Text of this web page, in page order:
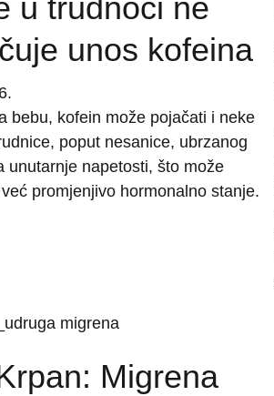
u trudnoći ne
unos kofeina
bebu, kofein može pojačati i neke
poput nesanice, ubrzanog
unutarnje napetosti, što može
promjenjivo hormonalno stanje.
Migrena